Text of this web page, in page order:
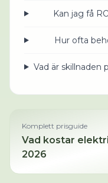
Kan jag få
Hur ofta
Vad är skillnaden
Komplett prisguide
Vad kostar
2026